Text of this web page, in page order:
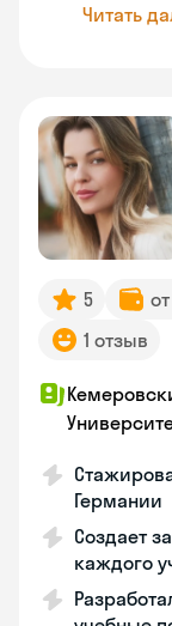
Читать
5
1 отзыв
Германии
Создает
каждого